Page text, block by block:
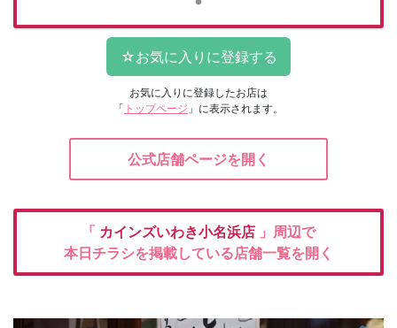
お気に入りに登録したお店は
「 トップページ 」に表示されます。
公式店舗ページを開く
「 カインズいわき小名浜店 」周辺で
本日チラシを掲載している店舗一覧を開く